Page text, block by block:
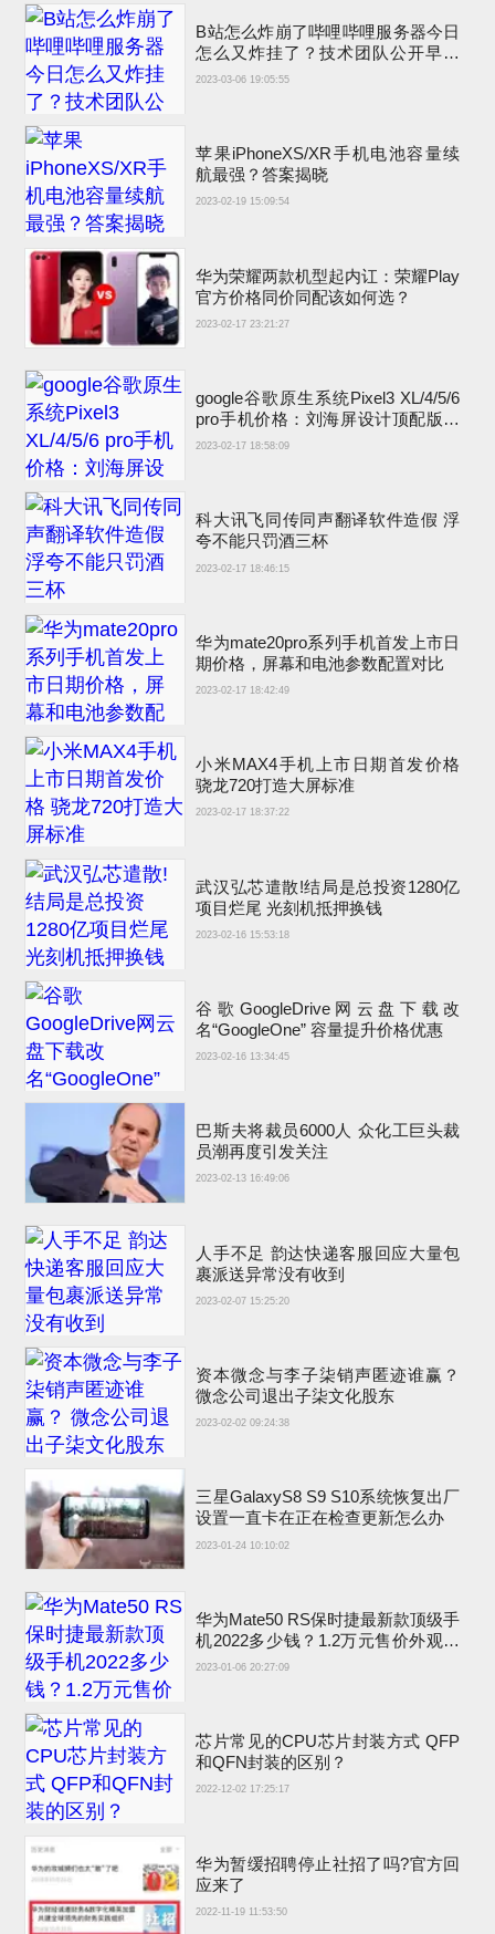
B站怎么炸崩了哔哩哔哩服务器今日
怎么又炸挂了？技术团队公开早先
原因
2023-03-06 19:05:55
苹果iPhoneXS/XR手机电池容量续
航最强？答案揭晓
2023-02-19 15:09:54
华为荣耀两款机型起内讧：荣耀Play
官方价格同价同配该如何选？
2023-02-17 23:21:27
google谷歌原生系统Pixel3 XL/4/5/6
pro手机价格：刘海屏设计顶配版曾
卖6900元
2023-02-17 18:58:09
科大讯飞同传同声翻译软件造假 浮
夸不能只罚酒三杯
2023-02-17 18:46:15
华为mate20pro系列手机首发上市日
期价格，屏幕和电池参数配置对比
2023-02-17 18:42:49
小米MAX4手机上市日期首发价格
骁龙720打造大屏标准
2023-02-17 18:37:22
武汉弘芯遣散!结局是总投资1280亿
项目烂尾 光刻机抵押换钱
2023-02-16 15:53:18
谷歌GoogleDrive网云盘下载改
名“GoogleOne” 容量提升价格优惠
2023-02-16 13:34:45
巴斯夫将裁员6000人 众化工巨头裁
员潮再度引发关注
2023-02-13 16:49:06
人手不足 韵达快递客服回应大量包
裹派送异常没有收到
2023-02-07 15:25:20
资本微念与李子柒销声匿迹谁赢？
微念公司退出子柒文化股东
2023-02-02 09:24:38
三星GalaxyS8 S9 S10系统恢复出厂
设置一直卡在正在检查更新怎么办
2023-01-24 10:10:02
华为Mate50 RS保时捷最新款顶级手
机2022多少钱？1.2万元售价外观图
片吊打iPhone14
2023-01-06 20:27:09
芯片常见的CPU芯片封装方式 QFP
和QFN封装的区别？
2022-12-02 17:25:17
华为暂缓招聘停止社招了吗?官方回
应来了
2022-11-19 11:53:50